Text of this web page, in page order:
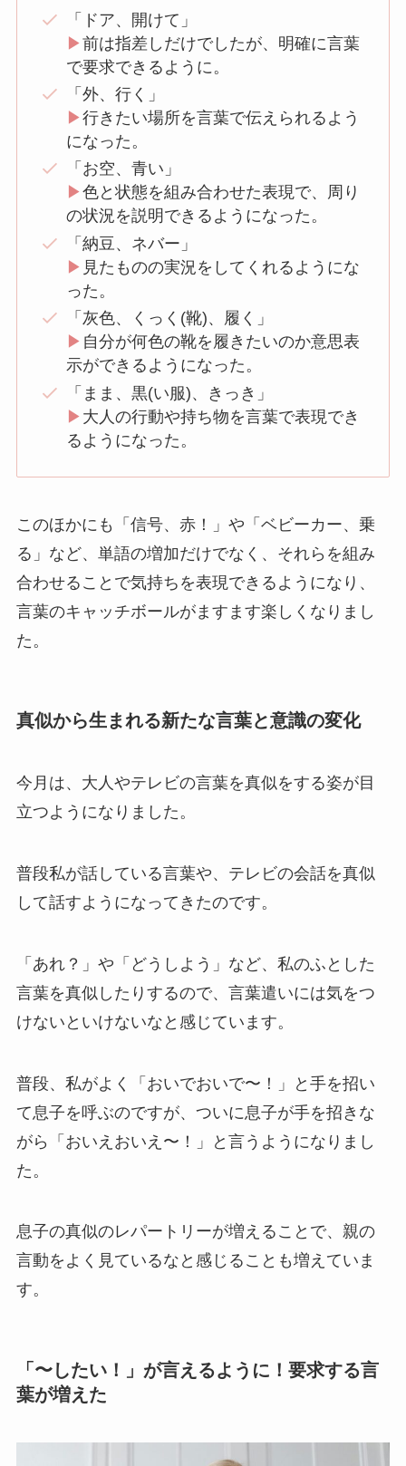
「ドア、開けて」
▶︎前は指差しだけでしたが、明確に言葉
で要求できるように。
「外、行く」
▶︎行きたい場所を言葉で伝えられるよう
になった。
「お空、青い」
▶︎色と状態を組み合わせた表現で、周り
の状況を説明できるようになった。
「納豆、ネバー」
▶︎ 見たものの実況をしてくれるようにな
った。
「灰色、くっく(靴)、履く」
▶︎ 自分が何色の靴を履きたいのか意思表
示ができるようになった。
「まま、黒(い服)、きっき」
▶︎ 大人の行動や持ち物を言葉で表現でき
るようになった。
このほかにも「信号、赤！」や「ベビーカー、乗
る」など、単語の増加だけでなく、それらを組み
合わせることで気持ちを表現できるようになり、
言葉のキャッチボールがますます楽しくなりまし
た。
真似から生まれる新たな言葉と意識の変化
今月は、大人やテレビの言葉を真似をする姿が目
立つようになりました。
普段私が話している言葉や、テレビの会話を真似
して話すようになってきたのです。
「あれ？」や「どうしよう」など、私のふとした
言葉を真似したりするので、言葉遣いには気をつ
けないといけないなと感じています。
普段、私がよく「おいでおいで〜！」と手を招い
て息子を呼ぶのですが、ついに息子が手を招きな
がら「おいえおいえ〜！」と言うようになりまし
た。
息子の真似のレパートリーが増えることで、親の
言動をよく見ているなと感じることも増えていま
す。
「〜したい！」が言えるように！要求する言
葉が増えた